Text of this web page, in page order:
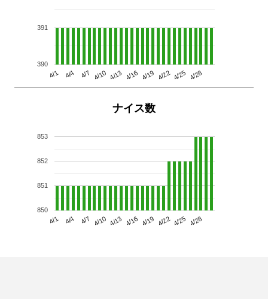
4/1 4/4 4/7 4/10 4/13 4/16 4/19 4/22 4/25 4/28
390
391
ナイス数
4/1 4/4 4/7 4/10 4/13 4/16 4/19 4/22 4/25 4/28
850
851
852
853